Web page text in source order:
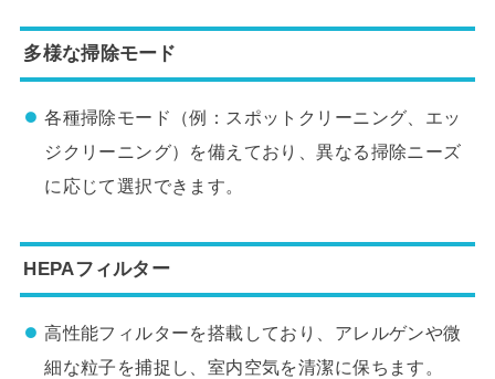
多様な掃除モード
各種掃除モード（例：スポットクリーニング、エッ
ジクリーニング）を備えており、異なる掃除ニーズ
に応じて選択できます。
HEPAフィルター
高性能フィルターを搭載しており、アレルゲンや微
細な粒子を捕捉し、室内空気を清潔に保ちます。